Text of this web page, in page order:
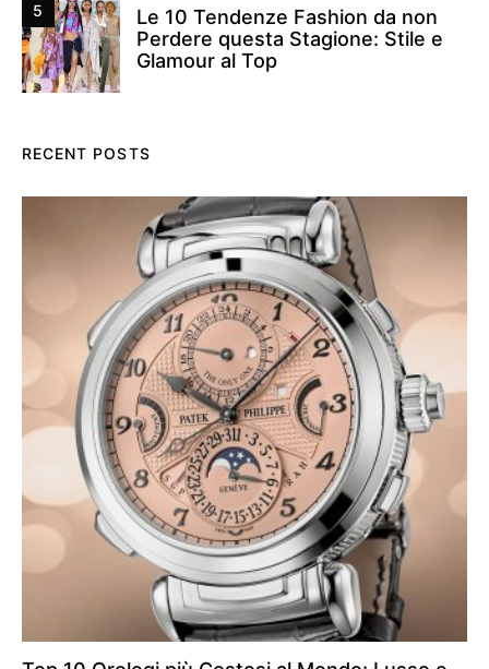
5
Le 10 Tendenze Fashion da non
Perdere questa Stagione: Stile e
Glamour al Top
RECENT POSTS